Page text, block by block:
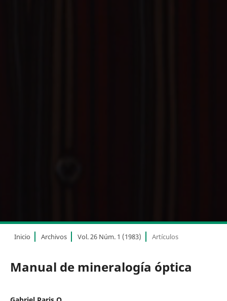
Inicio Archivos Vol. 26 Núm. 1 (1983) Artículos
Manual de mineralogía óptica